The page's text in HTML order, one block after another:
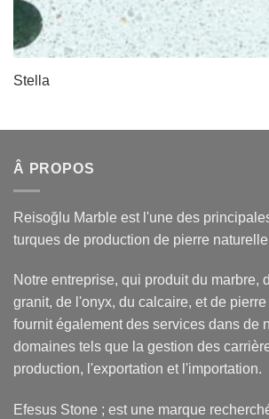
Stella
Â PROPOS
Reisoğlu Marble est l'une des
turques de production de pierre
Notre entreprise, qui produit du marbre,
granit, de l'onyx, du calcaire, et de
fournit également des services dans de
domaines tels que la gestion des
production, l'exportation et l'importation.
Efesus Stone ; est une marque